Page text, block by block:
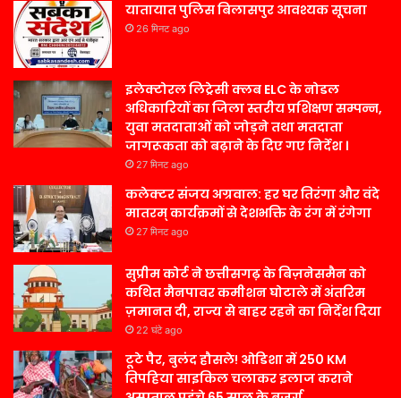
यातायात पुलिस बिलासपुर आवश्यक सूचना
26 मिनट ago
इलेक्टोरल लिट्रेसी क्लब ELC के नोडल
अधिकारियों का जिला स्तरीय प्रशिक्षण सम्पन्न,
युवा मतदाताओं को जोड़ने तथा मतदाता
जागरूकता को बढ़ाने के दिए गए निर्देश ।
27 मिनट ago
कलेक्टर संजय अग्रवाल: हर घर तिरंगा और वंदे
मातरम् कार्यक्रमों से देशभक्ति के रंग में रंगेगा
27 मिनट ago
सुप्रीम कोर्ट ने छत्तीसगढ़ के बिज़नेसमैन को
कथित मैनपावर कमीशन घोटाले में अंतरिम
ज़मानत दी, राज्य से बाहर रहने का निर्देश दिया
22 घंटे ago
टूटे पैर, बुलंद हौसले! ओडिशा में 250 KM
तिपहिया साइकिल चलाकर इलाज कराने